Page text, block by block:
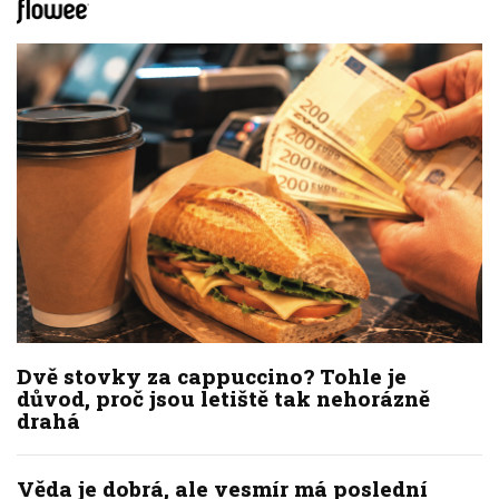
Dvě stovky za cappuccino? Tohle je
důvod, proč jsou letiště tak nehorázně
drahá
Věda je dobrá, ale vesmír má poslední